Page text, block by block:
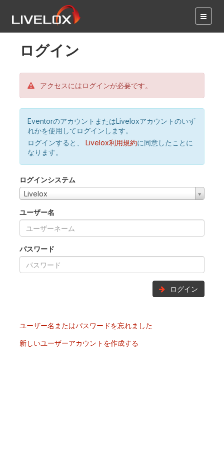
ログイン
アクセスにはログインが必要です。
EventorのアカウントまたはLiveloxアカウントのいず
れかを使用してログインします。
ログインすると、
Livelox利用規約に同意したことに
なります。
ログインシステム
Livelox
ユーザー名
パスワード
ログイン
ユーザー名またはパスワードを忘れました
新しいユーザーアカウントを作成する